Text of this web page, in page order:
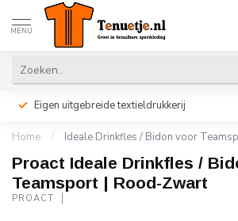
MENU
Eigen uitgebreide textieldrukkerij
Home / Ideale Drinkfles / Bidon voor
Proact Ideale Drinkfles /
Teamsport | Rood-Zwart
PROACT